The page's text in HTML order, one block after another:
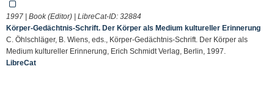
1997 | Book (Editor) | LibreCat-ID: 32884
Körper-Gedächtnis-Schrift. Der Körper als Medium kultureller Erinnerung
C. Öhlschläger, B. Wiens, eds., Körper-Gedächtnis-Schrift. Der Körper als
Medium kultureller Erinnerung, Erich Schmidt Verlag, Berlin, 1997.
LibreCat